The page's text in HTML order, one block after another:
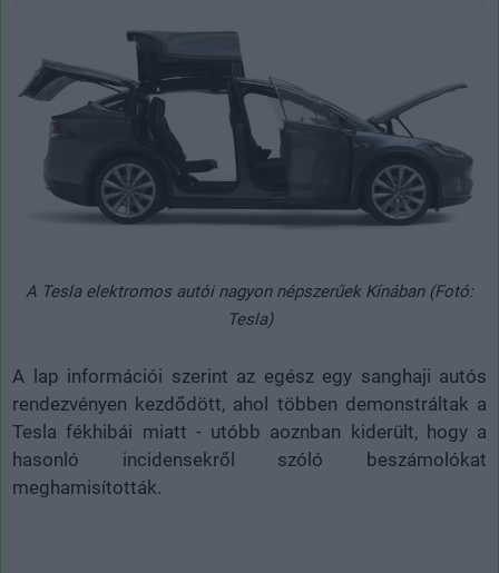
A Tesla elektromos autói nagyon népszerűek Kínában (Fotó:
Tesla)
A lap információi szerint az egész egy sanghaji autós
rendezvényen kezdődött, ahol többen demonstráltak a
Tesla fékhibái miatt - utóbb aoznban kiderült, hogy a
hasonló incidensekről szóló beszámolókat
meghamisították.